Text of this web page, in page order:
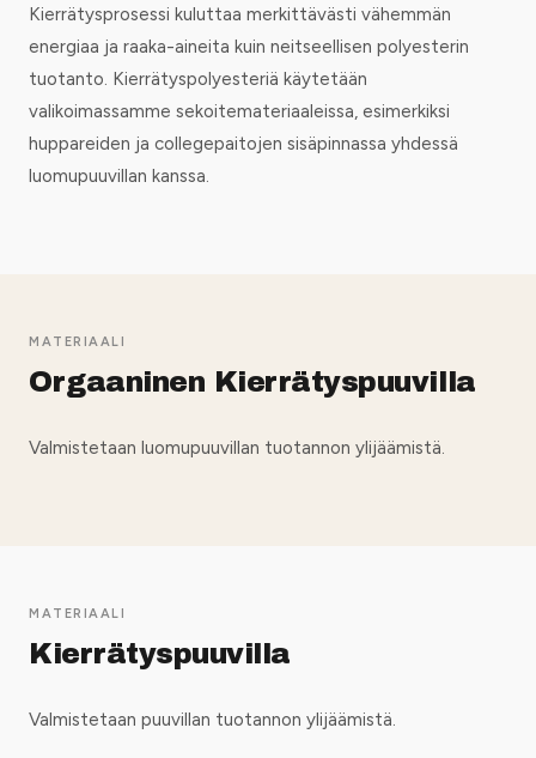
Kierrätysprosessi kuluttaa merkittävästi vähemmän
energiaa ja raaka-aineita kuin neitseellisen polyesterin
tuotanto. Kierrätyspolyesteriä käytetään
valikoimassamme sekoitemateriaaleissa, esimerkiksi
huppareiden ja collegepaitojen sisäpinnassa yhdessä
luomupuuvillan kanssa.
MATERIAALI
Orgaaninen Kierrätyspuuvilla
Valmistetaan luomupuuvillan tuotannon ylijäämistä.
MATERIAALI
Kierrätyspuuvilla
Valmistetaan puuvillan tuotannon ylijäämistä.